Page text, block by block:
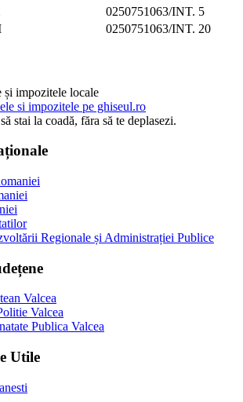
0250751063/INT. 5
0250751063/INT. 20
și impozitele locale
stai la coadă, făra să te deplasezi.
Regionale și Administrației Publice
Valcea
Valcea
Publica Valcea
Utile